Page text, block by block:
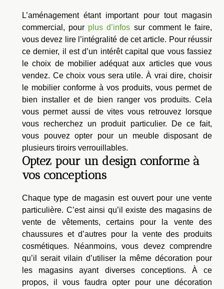
L’aménagement étant important pour tout magasin
commercial, pour plus d’infos sur comment le faire,
vous devez lire l’intégralité de cet article. Pour réussir
ce dernier, il est d’un intérêt capital que vous fassiez
le choix de mobilier adéquat aux articles que vous
vendez. Ce choix vous sera utile. À vrai dire, choisir
le mobilier conforme à vos produits, vous permet de
bien installer et de bien ranger vos produits. Cela
vous permet aussi de vites vous retrouvez lorsque
vous recherchez un produit particulier. De ce fait,
vous pouvez opter pour un meuble disposant de
plusieurs tiroirs verrouillables.
Optez pour un design conforme à
vos conceptions
Chaque type de magasin est ouvert pour une vente
particulière. C’est ainsi qu’il existe des magasins de
vente de vêtements, certains pour la vente des
chaussures et d’autres pour la vente des produits
cosmétiques. Néanmoins, vous devez comprendre
qu’il serait vilain d’utiliser la même décoration pour
les magasins ayant diverses conceptions. À ce
propos, il vous faudra opter pour une décoration